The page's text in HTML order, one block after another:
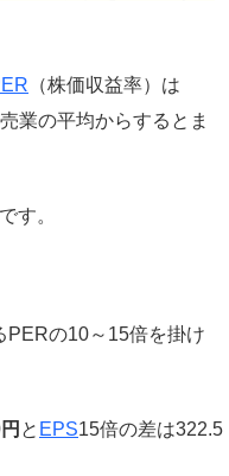
（株価収益率）は
業の平均からするとま
です。
PERの10～15倍を掛け
と EPS15倍の差は322.5